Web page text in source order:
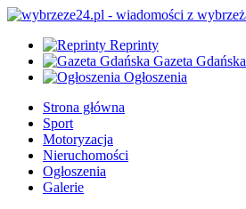
Reprinty
Gazeta Gdańska
Ogłoszenia
Strona główna
Sport
Motoryzacja
Nieruchomości
Ogłoszenia
Galerie